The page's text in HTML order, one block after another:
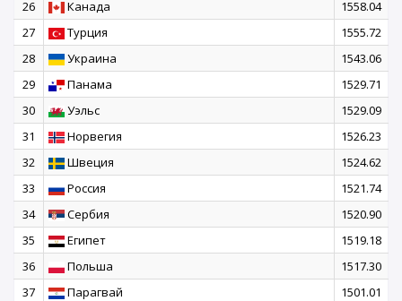
26
Канада
1558.04
27
Турция
1555.72
28
Украина
1543.06
29
Панама
1529.71
30
Уэльс
1529.09
31
Норвегия
1526.23
32
Швеция
1524.62
33
Россия
1521.74
34
Сербия
1520.90
35
Египет
1519.18
36
Польша
1517.30
37
Парагвай
1501.01